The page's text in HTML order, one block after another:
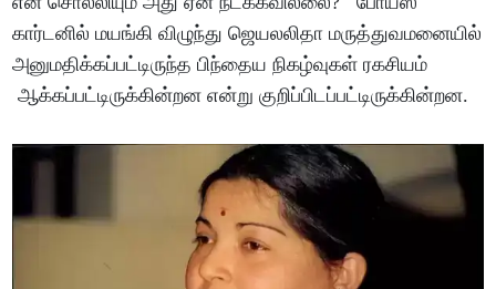
கார்டனில் மயங்கி விழுந்து ஜெயலலிதா மருத்துவமனையில்
அனுமதிக்கப்பட்டிருந்த பிந்தைய நிகழ்வுகள் ரகசியம்
ஆக்கப்பட்டிருக்கின்றன என்று குறிப்பிடப்பட்டிருக்கின்றன.